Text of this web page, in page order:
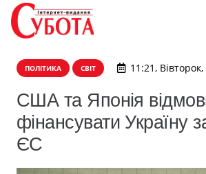
ПОЛІТИКА СВІТ 11:21,
США та Японія
фінансувати Україну
ЄС